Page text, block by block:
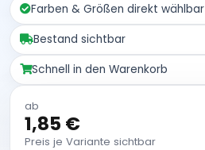
Farben & Größen direkt wählbar
Bestand sichtbar
Schnell in den Warenkorb
ab
1,85 €
Preis je Variante sichtbar